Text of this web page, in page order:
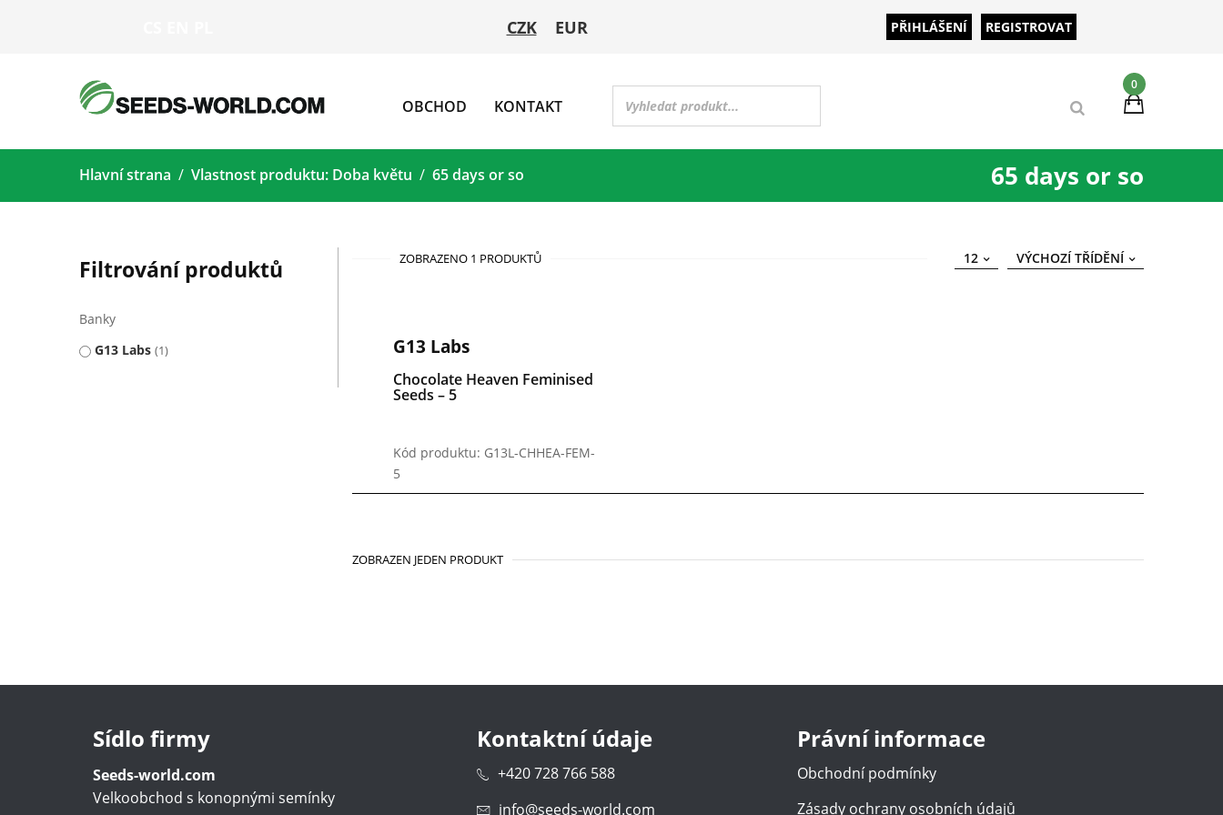
CZK EUR PŘIHLÁŠENÍ REGISTROVAT
0
OBCHOD KONTAKT
65 days or so
Hlavní strana Vlastnost produktu: Doba květu 65 days or so
Filtrování produktů
Banky
G13 Labs 1
ZOBRAZENO 1 PRODUKTŮ VÝCHOZÍ TŘÍDĚNÍ
12
G13 Labs
Chocolate Heaven Feminised
Seeds – 5
Kód produktu: G13L-CHHEA-FEM-
5
ZOBRAZEN JEDEN PRODUKT
Sídlo firmy
Seeds-world.com
Velkoobchod s konopnými semínky
Kontaktní údaje
+420 728 766 588
info@seeds-world.com
Právní informace
Obchodní podmínky
Zásady ochrany osobních údajů